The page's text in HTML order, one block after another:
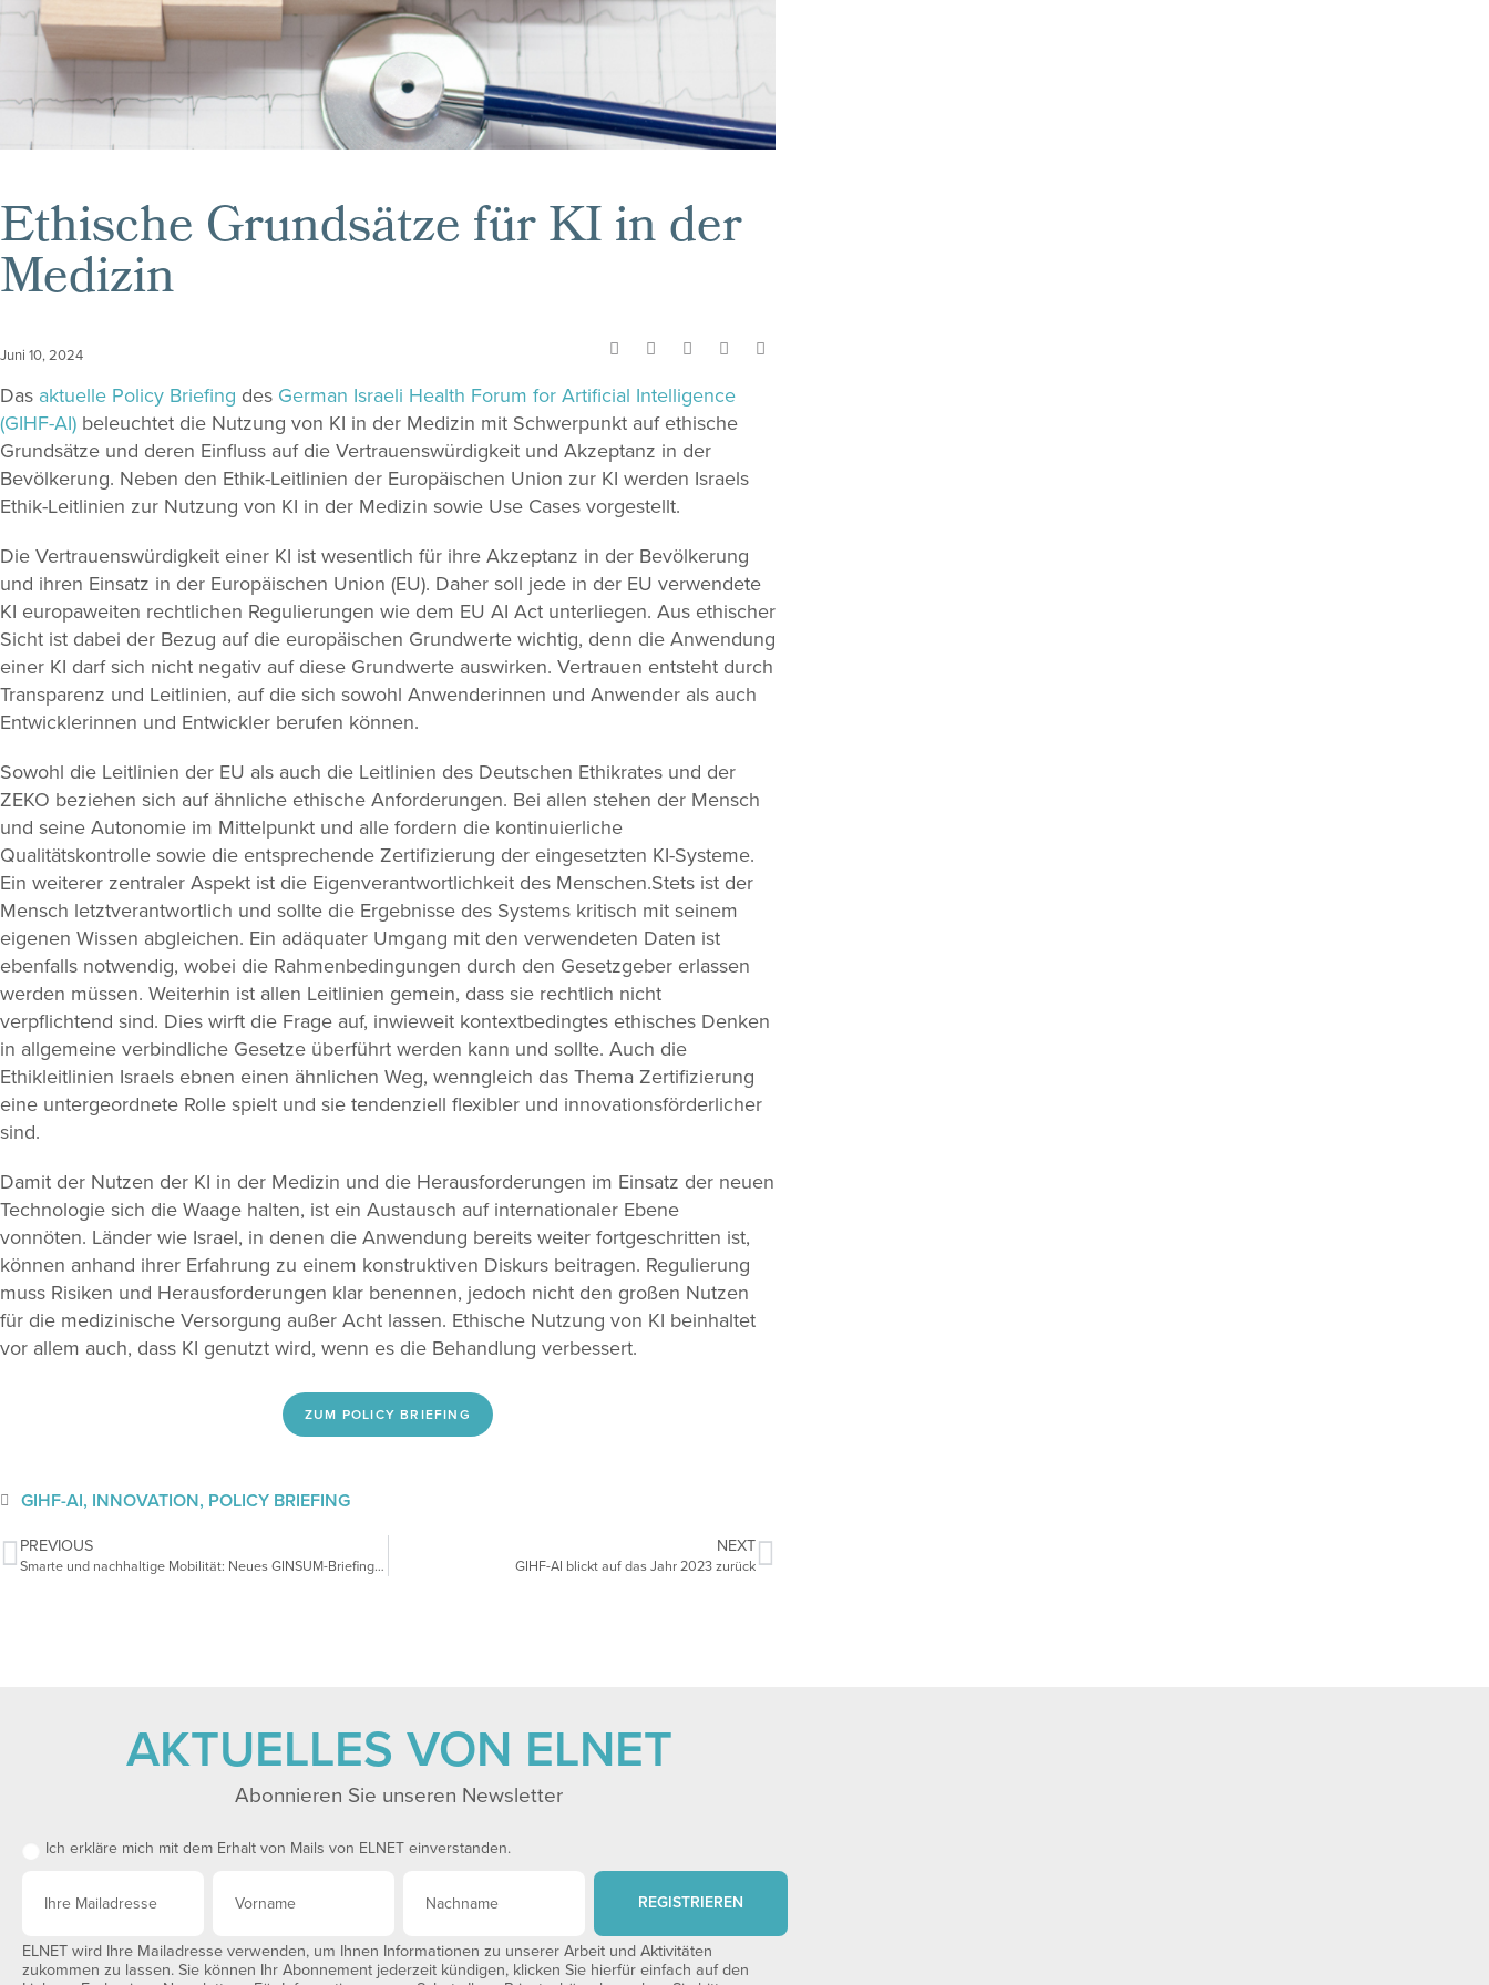
Ethische Grundsätze für KI in der
Medizin
Juni 10, 2024
Das aktuelle Policy Briefing des German Israeli Health Forum for Artificial Intelligence
(GIHF-AI) beleuchtet die Nutzung von KI in der Medizin mit Schwerpunkt auf ethische
Grundsätze und deren Einfluss auf die Vertrauenswürdigkeit und Akzeptanz in der
Bevölkerung. Neben den Ethik-Leitlinien der Europäischen Union zur KI werden Israels
Ethik-Leitlinien zur Nutzung von KI in der Medizin sowie Use Cases vorgestellt.
Die Vertrauenswürdigkeit einer KI ist wesentlich für ihre Akzeptanz in der Bevölkerung
und ihren Einsatz in der Europäischen Union (EU). Daher soll jede in der EU verwendete
KI europaweiten rechtlichen Regulierungen wie dem EU AI Act unterliegen. Aus ethischer
Sicht ist dabei der Bezug auf die europäischen Grundwerte wichtig, denn die Anwendung
einer KI darf sich nicht negativ auf diese Grundwerte auswirken. Vertrauen entsteht durch
Transparenz und Leitlinien, auf die sich sowohl Anwenderinnen und Anwender als auch
Entwicklerinnen und Entwickler berufen können.
Sowohl die Leitlinien der EU als auch die Leitlinien des Deutschen Ethikrates und der
ZEKO beziehen sich auf ähnliche ethische Anforderungen. Bei allen stehen der Mensch
und seine Autonomie im Mittelpunkt und alle fordern die kontinuierliche
Qualitätskontrolle sowie die entsprechende Zertifizierung der eingesetzten KI-Systeme.
Ein weiterer zentraler Aspekt ist die Eigenverantwortlichkeit des Menschen.Stets ist der
Mensch letztverantwortlich und sollte die Ergebnisse des Systems kritisch mit seinem
eigenen Wissen abgleichen. Ein adäquater Umgang mit den verwendeten Daten ist
ebenfalls notwendig, wobei die Rahmenbedingungen durch den Gesetzgeber erlassen
werden müssen. Weiterhin ist allen Leitlinien gemein, dass sie rechtlich nicht
verpflichtend sind. Dies wirft die Frage auf, inwieweit kontextbedingtes ethisches Denken
in allgemeine verbindliche Gesetze überführt werden kann und sollte. Auch die
Ethikleitlinien Israels ebnen einen ähnlichen Weg, wenngleich das Thema Zertifizierung
eine untergeordnete Rolle spielt und sie tendenziell flexibler und innovationsförderlicher
sind.
Damit der Nutzen der KI in der Medizin und die Herausforderungen im Einsatz der neuen
Technologie sich die Waage halten, ist ein Austausch auf internationaler Ebene
vonnöten. Länder wie Israel, in denen die Anwendung bereits weiter fortgeschritten ist,
können anhand ihrer Erfahrung zu einem konstruktiven Diskurs beitragen. Regulierung
muss Risiken und Herausforderungen klar benennen, jedoch nicht den großen Nutzen
für die medizinische Versorgung außer Acht lassen. Ethische Nutzung von KI beinhaltet
vor allem auch, dass KI genutzt wird, wenn es die Behandlung verbessert.
ZUM POLICY BRIEFING
GIHF-AI, INNOVATION, POLICY BRIEFING
PREVIOUS
Smarte und nachhaltige Mobilität: Neues GINSUM-Briefing veröffentlicht
NEXT
GIHF-AI blickt auf das Jahr 2023 zurück
AKTUELLES VON ELNET
Abonnieren Sie unseren Newsletter
Ich erkläre mich mit dem Erhalt von Mails von ELNET einverstanden.
REGISTRIEREN
ELNET wird Ihre Mailadresse verwenden, um Ihnen Informationen zu unserer Arbeit und Aktivitäten
zukommen zu lassen. Sie können Ihr Abonnement jederzeit kündigen, klicken Sie hierfür einfach auf den